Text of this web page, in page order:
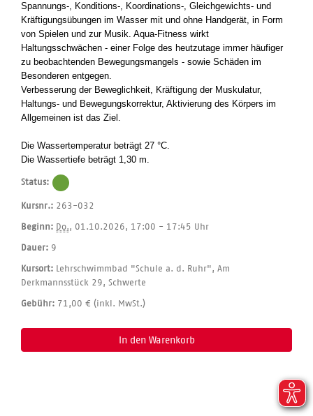
Spannungs-, Konditions-, Koordinations-, Gleichgewichts- und
Kräftigungsübungen im Wasser mit und ohne Handgerät, in Form
von Spielen und zur Musik. Aqua-Fitness wirkt
Haltungsschwächen - einer Folge des heutzutage immer häufiger
zu beobachtenden Bewegungsmangels - sowie Schäden im
Besonderen entgegen.
Verbesserung der Beweglichkeit, Kräftigung der Muskulatur,
Haltungs- und Bewegungskorrektur, Aktivierung des Körpers im
Allgemeinen ist das Ziel.
Die Wassertemperatur beträgt 27 °C.
Die Wassertiefe beträgt 1,30 m.
Status:
Kursnr.: 263-032
Beginn: Do., 01.10.2026, 17:00 - 17:45 Uhr
Dauer: 9
Kursort: Lehrschwimmbad "Schule a. d. Ruhr", Am
Derkmannsstück 29, Schwerte
Gebühr: 71,00 € (inkl. MwSt.)
In den Warenkorb